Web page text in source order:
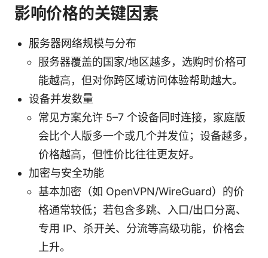
影响价格的关键因素
服务器网络规模与分布
服务器覆盖的国家/地区越多，选购时价格可
能越高，但对你跨区域访问体验帮助越大。
设备并发数量
常见方案允许 5–7 个设备同时连接，家庭版
会比个人版多一个或几个并发位；设备越多，
价格越高，但性价比往往更友好。
加密与安全功能
基本加密（如 OpenVPN/WireGuard）的价
格通常较低；若包含多跳、入口/出口分离、
专用 IP、杀开关、分流等高级功能，价格会
上升。